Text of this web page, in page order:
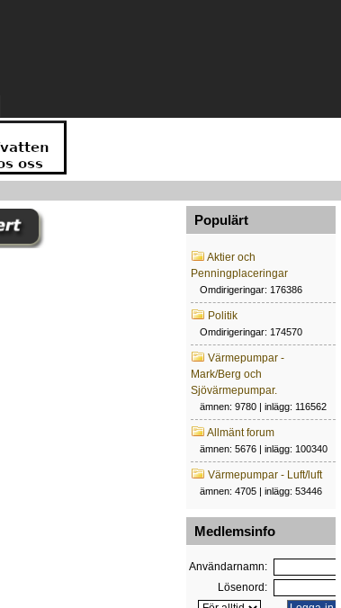
Populärt
Aktier och
Penningplaceringar
Omdirigeringar: 176386
Politik
Omdirigeringar: 174570
Värmepumpar -
Mark/Berg och
Sjövärmepumpar.
ämnen: 9780 | inlägg: 116562
Allmänt forum
ämnen: 5676 | inlägg: 100340
Värmepumpar - Luft/luft
ämnen: 4705 | inlägg: 53446
Medlemsinfo
Användarnamn:
Lösenord: